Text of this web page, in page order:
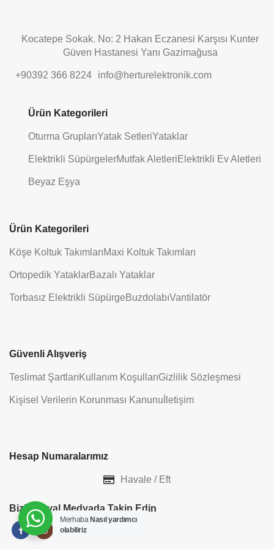
Kocatepe Sokak. No: 2 Hakan Eczanesi Karşısı Kunter
Güven Hastanesi Yanı Gazimağusa
+90392 366 8224 info@herturelektronik.com
Ürün Kategorileri
Oturma GruplarıYatak SetleriYataklar
Elektrikli SüpürgelerMutfak AletleriElektrikli Ev Aletleri
Beyaz Eşya
Ürün Kategorileri
Köşe Koltuk TakımlarıMaxi Koltuk Takımları
Ortopedik YataklarBazalı Yataklar
Torbasız Elektrikli SüpürgeBuzdolabıVantilatör
Güvenli Alışveriş
Teslimat ŞartlarıKullanım KoşullarıGizlilik Sözleşmesi
Kişisel Verilerin Korunması Kanunu İletişim
Hesap Numaralarımız
Havale / Eft
Bizi Sosyal Medyada Takip Edin
Merhaba Nasıl yardımcı
olabiliriz